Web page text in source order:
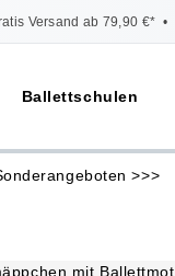
Versand ab 79,90 €* •
Ballettschulen
>>>